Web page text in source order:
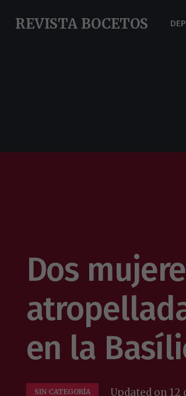
REVISTA BOCETOS
Dos
en la
SIN CATEGORÍA Updated on12